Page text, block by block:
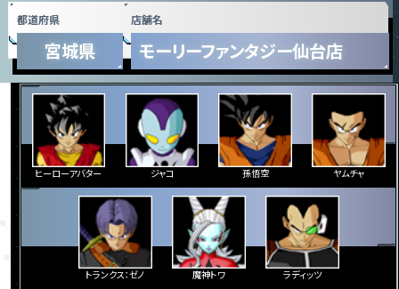
都道府県
宮城県
店舗名
モーリーファンタジー仙台店
ヒーローアバター ジャコ 孫悟空 ヤムチャ
トランクス：ゼノ 魔神トワ ラディッツ